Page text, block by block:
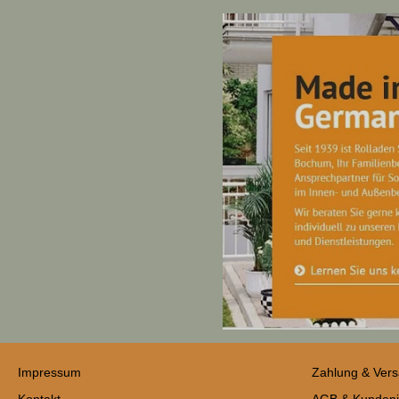
Impressum
Zahlung &